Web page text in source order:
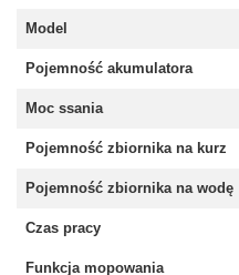
Model
Pojemność akumulatora
Moc ssania
Pojemność zbiornika na kurz
Pojemność zbiornika na wodę
Czas pracy
Funkcja mopowania